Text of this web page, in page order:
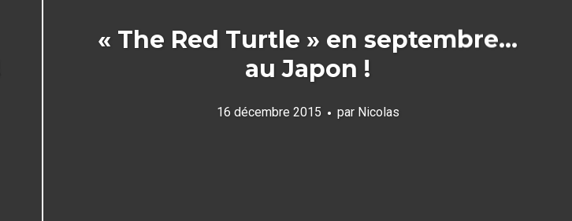
« The Red Turtle » en septembre…
au Japon !
16 décembre 2015 par Nicolas